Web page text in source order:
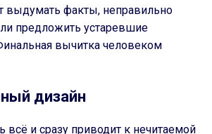
выдумать факты, неправильно
предложить устаревшие
вычитка человеком
дизайн
всё и сразу приводит к нечитаемой